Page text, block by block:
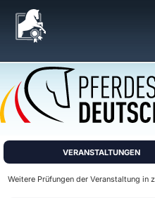
VERANSTALTUNGEN
Weitere Prüfungen der Veranstaltung in